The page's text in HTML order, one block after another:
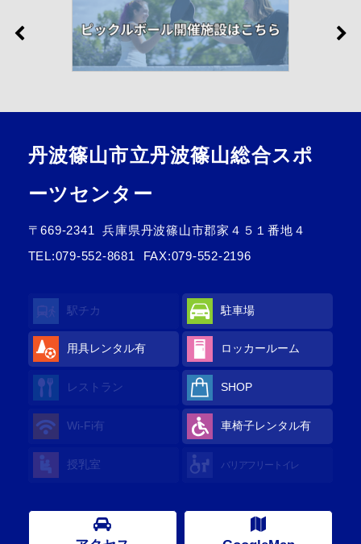
丹波篠山市立丹波篠山総合スポ
ーツセンター
〒669-2341
兵庫県丹波篠山市郡家４５１番地４
TEL:079-552-8681 FAX:079-552-2196
駅チカ 駐車場
用具レンタル有 ロッカールーム
レストラン SHOP
Wi-Fi有 車椅子レンタル有
授乳室 バリアフリートイレ